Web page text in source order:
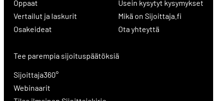
Oppaat
Vertailut ja laskurit
Osakeideat
Usein kysytyt kysymykset
Mikä on Sijoittaja.fi
Ota yhteyttä
Tee parempia sijoituspäätöksiä
Sijoittaja360°
Webinaarit